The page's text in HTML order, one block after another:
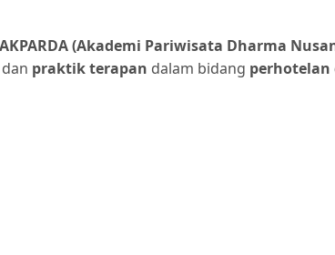
AKPARDA (Akademi Pariwisata Dharma
dan praktik terapan dalam bidang perhotelan